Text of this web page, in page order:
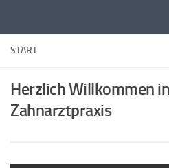
START
Herzlich Willkommen
Zahnarztpraxis